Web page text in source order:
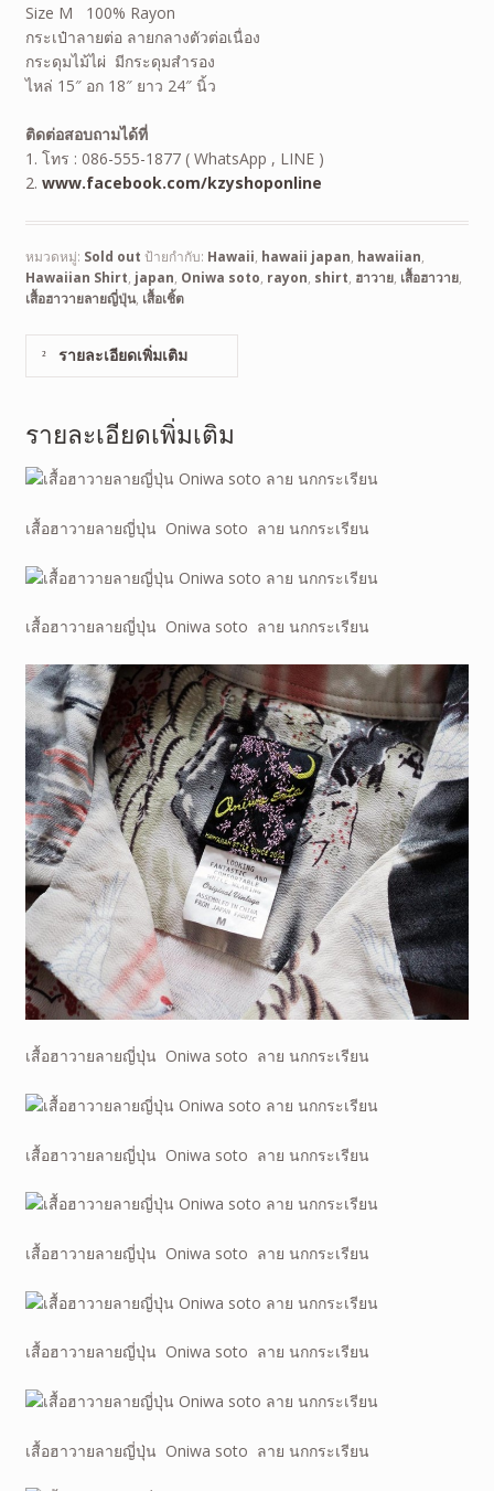
Size M 100% Rayon
กระเป๋าลายต่อ ลายกลางตัวต่อเนื่อง
กระดุมไม้ไผ่ มีกระดุมสำรอง
ไหล่ 15″ อก 18″ ยาว 24″ นิ้ว
ติดต่อสอบถามได้ที่
1. โทร : 086-555-1877 ( WhatsApp , LINE )
2. www.facebook.com/kzyshoponline
หมวดหมู่: Sold out ป้ายกำกับ: Hawaii, hawaii japan, hawaiian,
Hawaiian Shirt, japan, Oniwa soto, rayon, shirt, ฮาวาย, เสื้อฮาวาย,
เสื้อฮาวายลายญี่ปุ่น, เสื้อเชิ้ต
รายละเอียดเพิ่มเติม
รายละเอียดเพิ่มเติม
เสื้อฮาวายลายญี่ปุ่น Oniwa soto ลาย นกกระเรียน
เสื้อฮาวายลายญี่ปุ่น Oniwa soto ลาย นกกระเรียน
เสื้อฮาวายลายญี่ปุ่น Oniwa soto ลาย นกกระเรียน
เสื้อฮาวายลายญี่ปุ่น Oniwa soto ลาย นกกระเรียน
เสื้อฮาวายลายญี่ปุ่น Oniwa soto ลาย นกกระเรียน
เสื้อฮาวายลายญี่ปุ่น Oniwa soto ลาย นกกระเรียน
เสื้อฮาวายลายญี่ปุ่น Oniwa soto ลาย นกกระเรียน